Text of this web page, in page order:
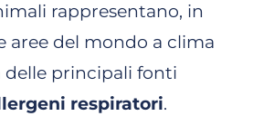
rappresentano, in
aree del mondo a clima
principali fonti
respiratori.